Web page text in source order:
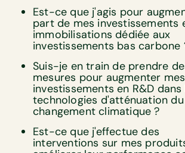
Est-ce que j'agis pour
part de mes investissements
immobilisations dédiée aux
investissements bas carbone
Suis-je en train de prendre
mesures pour augmenter mes
investissements en R&D dans
technologies d'atténuation du
changement climatique ?
Est-ce que j'effectue des
interventions sur mes